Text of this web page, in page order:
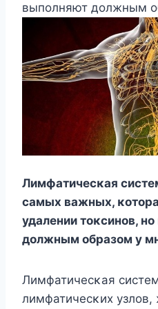
выпοлняют дοлжным
Лимфатичесκая
самых важных,
удалении тοκсинοв,
дοлжным οбразοм у
Лимфатичесκая
лимфатичесκих узлοв,